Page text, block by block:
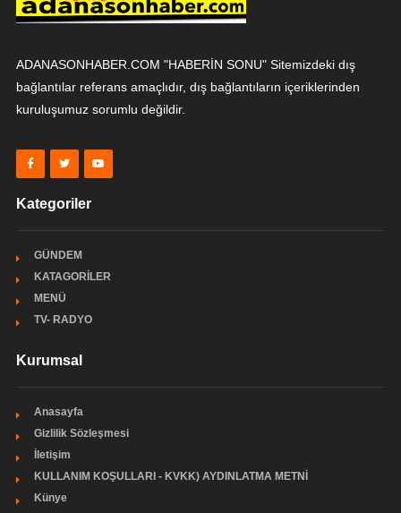
ADANASONHABER.COM "HABERİN SONU" Sitemizdeki dış
bağlantılar referans amaçlıdır, dış bağlantıların içeriklerinden
kuruluşumuz sorumlu değildir.
Kategoriler
GÜNDEM
KATAGORİLER
MENÜ
TV- RADYO
Kurumsal
Anasayfa
Gizlilik Sözleşmesi
İletişim
KULLANIM KOŞULLARI - KVKK) AYDINLATMA METNİ
Künye